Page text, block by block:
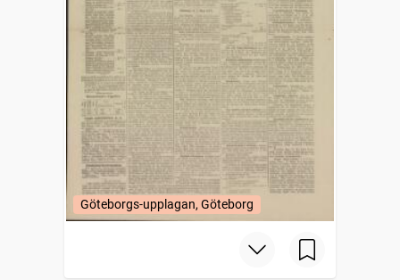
Göteborgs-upplagan, Göteborg